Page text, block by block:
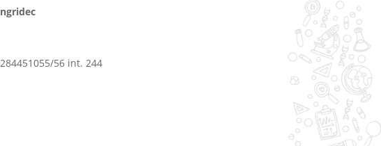
56 int. 244